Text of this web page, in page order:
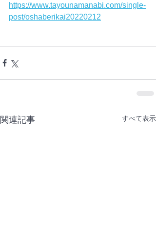
https://www.tayounamanabi.com/single-
post/oshaberikai20220212
関連記事 すべて表示